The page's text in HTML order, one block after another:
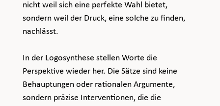
nicht weil sich eine perfekte Wahl bietet,
sondern weil der Druck, eine solche zu finden,
nachlässt.
In der Logosynthese stellen Worte die
Perspektive wieder her. Die Sätze sind keine
Behauptungen oder rationalen Argumente,
sondern präzise Interventionen, die die